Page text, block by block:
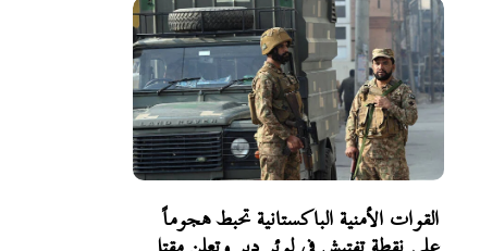
القوات الأمنية الباكستانية تحبط هجوماً